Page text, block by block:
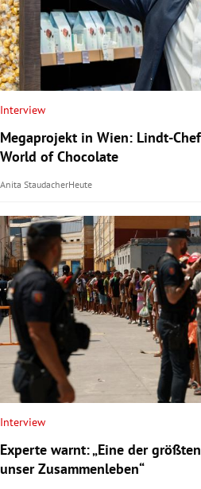
Interview
Megaprojekt in Wien: Lindt-
World of Chocolate
Anita StaudacherHeute
Interview
Experte warnt: „Eine der
unser Zusammenleben“